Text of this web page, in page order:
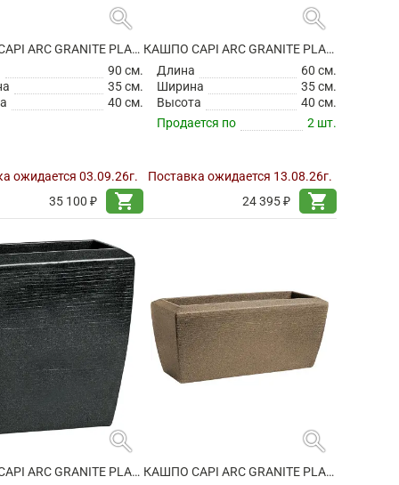
search
КАШПО CAPI ARC GRANITE PLANTER RECTANGLE ANTHRACITE
90 см.
35 см.
40 см.
ожидается 03.09.26г.
35 100 ₽
shopping_cart
search
КАШПО CAPI ARC GRANITE PLANTER RECTANGLE BLACK
Длина
60 см.
Ширина
35 см.
Высота
40 см.
Продается по
2 шт.
Поставка ожидается 13.08.26г.
24 395 ₽
shopping_cart
search
КАШПО CAPI ARC GRANITE PLANTER RECTANGLE BLACK
search
КАШПО CAPI ARC GRANITE PLANTER RECTANGLE WARM TAUPE